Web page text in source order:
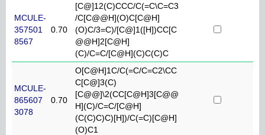
MCULE-
357501
8567
0.70
[C@]12(C)CCC/C(=C\C=C3
/C[C@@H](O)C[C@H]
(O)C/3=C)/[C@]1([H])CC[C
@@H]2[C@H]
(C)/C=C/[C@H](C)C(C)C
MCULE-
865607
3078
0.70
O[C@H]1C/C(=C/C=C2\CC
C[C@]3(C)
[C@@]\2(CC[C@H]3[C@@
H](C)/C=C/[C@H]
(C(C)C)C)[H])/C(=C)[C@H]
(O)C1